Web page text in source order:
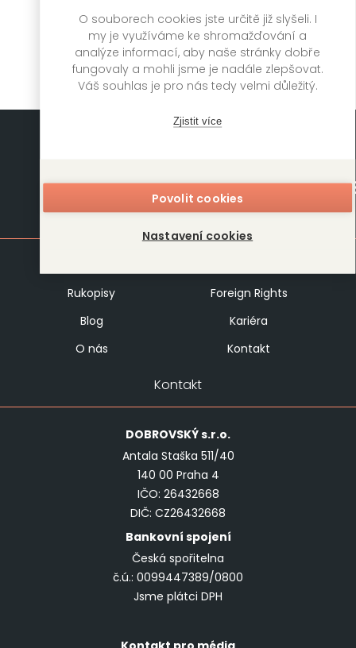
O souborech cookies jste určitě již slyšeli. I
my je využíváme ke shromažďování a
analýze informací, aby naše stránky dobře
fungovaly a mohli jsme je nadále zlepšovat.
Váš souhlas je pro nás tedy velmi důležitý.
Zjistit více
Povolit cookies
Nastavení cookies
Roots -
Mapa stránek
Rukopisy
Foreign Rights
Blog
Kariéra
O nás
Kontakt
Kontakt
DOBROVSKÝs.r.o.
Antala Staška 511/40
140 00 Praha 4
IČO: 26432668
DIČ: CZ26432668
Bankovní spojení
Česká spořitelna
č.ú.: 0099447389/0800
Jsme plátci DPH